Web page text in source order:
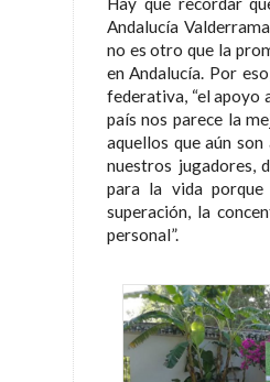
Andalucía
no es otro que la
en Andalucía. Por
federativa, “el apoyo
país nos parece la
aquellos que aún
nuestros jugadores,
para la vida
superación, la
personal”.